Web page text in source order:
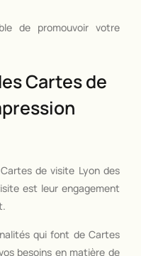
de promouvoir votre
Cartes de
de visite Lyon des
est leur engagement
qui font de Cartes
besoins en matière de